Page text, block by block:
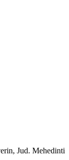
Jud. Mehedinti